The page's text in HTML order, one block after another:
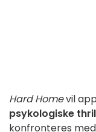
Hard Homevil
psykologiske
konfronteres